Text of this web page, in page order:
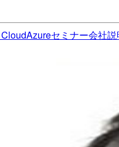
Azureセミナー会社説